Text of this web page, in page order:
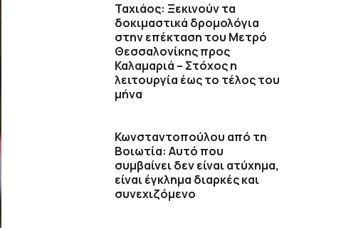
Ταχιάος: Ξεκινούν τα
δοκιμαστικά δρομολόγια
στην επέκταση του Μετρό
Θεσσαλονίκης προς
Καλαμαριά – Στόχος η
λειτουργία έως το τέλος του
μήνα
Κωνσταντοπούλου από τη
Βοιωτία: Αυτό που
συμβαίνει δεν είναι ατύχημα,
είναι έγκλημα διαρκές και
συνεχιζόμενο